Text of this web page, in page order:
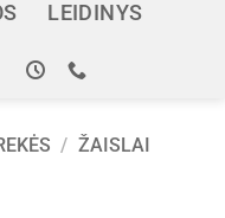
LEIDINYS
/ ŽAISLAI